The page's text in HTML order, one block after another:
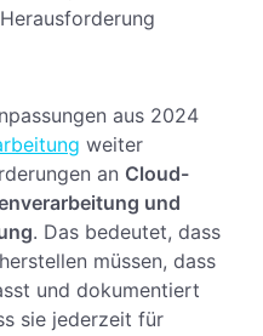
aus 2024
weiter
an Cloud-
und
. Das bedeutet, dass
müssen, dass
und dokumentiert
sie jederzeit für